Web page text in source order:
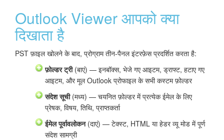
Outlook Viewer आपको क्या
दिखाता है
PST फ़ाइल खोलने के बाद, प्रोग्राम तीन-पैनल इंटरफ़ेस प्रदर्शित करता है:
फ़ोल्डर ट्री(बाएं) — इनबॉक्स, भेजे गए आइटम, ड्राफ्ट, हटाए गए
आइटम, और मूल Outlook प्रोफाइल के सभी कस्टम फ़ोल्डर
संदेश सूची(मध्य) — चयनित फ़ोल्डर में प्रत्येक ईमेल के लिए
प्रेषक, विषय, तिथि, प्राप्तकर्ता
ईमेल पूर्वावलोकन(दाएं) — टेक्स्ट, HTML या हेडर व्यू मोड में पूर्ण
संदेश सामग्री